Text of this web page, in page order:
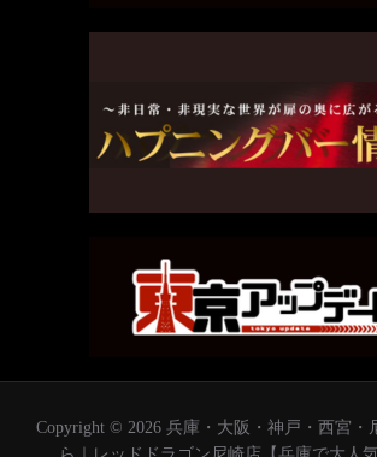
Copyright © 2026 兵庫・大阪・神戸・西宮・